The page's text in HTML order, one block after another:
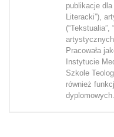
publikacje
Literacki”),
artystycznych
Pracowała
Instytucie
Szkole
również